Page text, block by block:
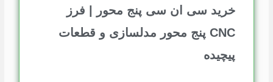
خرید سی ان سی پنج محور | فرز
CNC پنج محور مدلسازی و قطعات
پیچیده